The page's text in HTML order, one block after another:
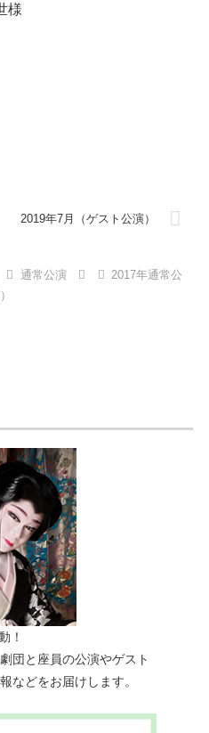
様
2019年7月（ゲスト公演）
通常公演
2017年通常公
！
団と座員の公演やゲスト
などをお届けします。